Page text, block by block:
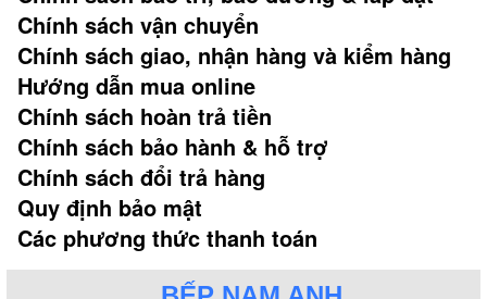
Chính sách vận chuyển
Chính sách giao, nhận hàng và kiểm hàng
Hướng dẫn mua online
Chính sách hoàn trả tiền
Chính sách bảo hành & hỗ trợ
Chính sách đổi trả hàng
Quy định bảo mật
Các phương thức thanh toán